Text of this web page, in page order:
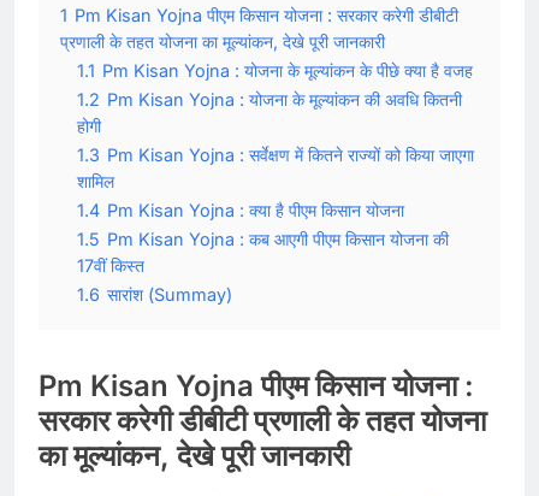
1 Pm Kisan Yojna पीएम किसान योजना : सरकार करेगी डीबीटी
प्रणाली के तहत योजना का मूल्यांकन, देखे पूरी जानकारी
1.1 Pm Kisan Yojna : योजना के मूल्यांकन के पीछे क्या है वजह
1.2 Pm Kisan Yojna : योजना के मूल्यांकन की अवधि कितनी
होगी
1.3 Pm Kisan Yojna : सर्वेक्षण में कितने राज्यों को किया जाएगा
शामिल
1.4 Pm Kisan Yojna : क्या है पीएम किसान योजना
1.5 Pm Kisan Yojna : कब आएगी पीएम किसान योजना की
17वीं किस्त
1.6 सारांश (Summay)
Pm Kisan Yojna पीएम किसान योजना :
सरकार करेगी डीबीटी प्रणाली के तहत योजना
का मूल्यांकन, देखे पूरी जानकारी